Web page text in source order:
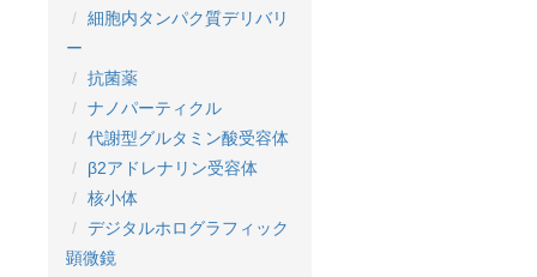
細胞内タンパク質デリバリ
ー
抗菌薬
ナノパーティクル
代謝型グルタミン酸受容体
β2アドレナリン受容体
核小体
デジタルホログラフィック
顕微鏡